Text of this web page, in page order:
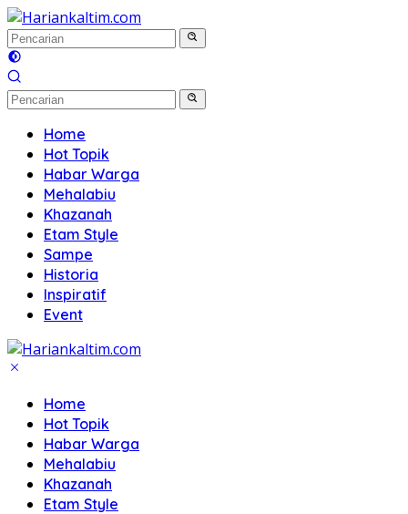
Langsung
ke
konten
Home
Hot Topik
Habar Warga
Mehalabiu
Khazanah
Etam Style
Sampe
Historia
Inspiratif
Event
Home
Hot Topik
Habar Warga
Mehalabiu
Khazanah
Etam Style